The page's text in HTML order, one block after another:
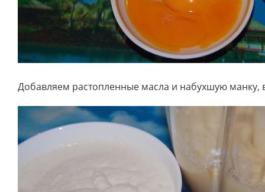
Добавляем растопленные масла и набухшую манку,